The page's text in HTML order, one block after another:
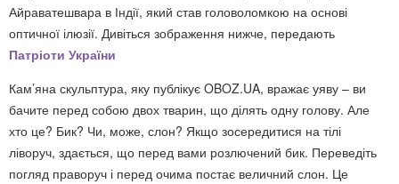
Айраватешвара в Індії, який став головоломкою на основі
оптичної ілюзії. Дивіться зображення нижче, передають
Патріоти України
Кам’яна скульптура, яку публікує OBOZ.UA, вражає уяву – ви
бачите перед собою двох тварин, що ділять одну голову. Але
хто це? Бик? Чи, може, слон? Якщо зосередитися на тілі
ліворуч, здається, що перед вами розлючений бик. Переведіть
погляд праворуч і перед очима постає величний слон. Це